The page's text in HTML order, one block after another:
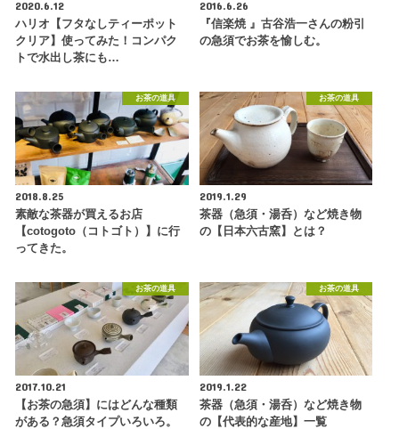
2020.6.12
ハリオ【フタなしティーポット
クリア】使ってみた！コンパク
トで水出し茶にも…
2016.6.26
『信楽焼 』古谷浩一さんの粉引
の急須でお茶を愉しむ。
お茶の道具
2018.8.25
素敵な茶器が買えるお店
【cotogoto（コトゴト）】に行
ってきた。
お茶の道具
2019.1.29
茶器（急須・湯呑）など焼き物
の【日本六古窯】とは？
お茶の道具
2017.10.21
【お茶の急須】にはどんな種類
がある？急須タイプいろいろ。
お茶の道具
2019.1.22
茶器（急須・湯呑）など焼き物
の【代表的な産地】一覧